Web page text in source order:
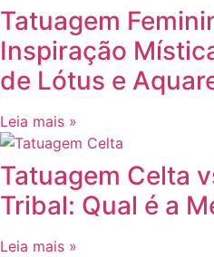
Tatuagem
Inspiração
de Lótus e
Leia mais »
Tatuagem Celta
Tribal: Qual é a
Leia mais »